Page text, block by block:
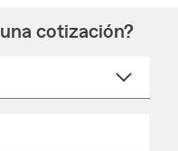
cotización?